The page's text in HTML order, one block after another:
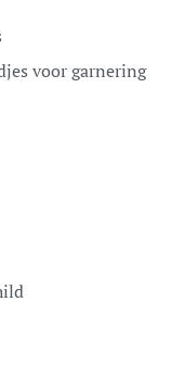
voor garnering